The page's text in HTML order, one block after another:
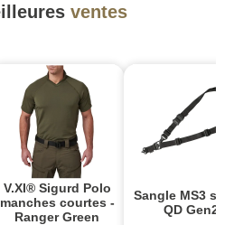
ventes
V.XI® Sigurd Polo
manches courtes -
Ranger Green
Sangle MS3
QD Gen2